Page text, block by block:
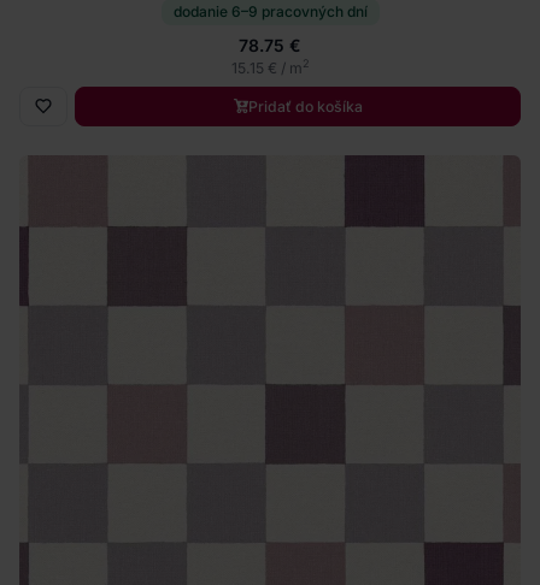
dodanie 6–9 pracovných dní
78.75 €
15.15 € / m2
Pridať do košíka